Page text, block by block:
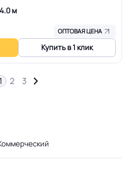
4.0 м
ОПТОВАЯ ЦЕНА
Купить в 1 клик
1 2 3 →